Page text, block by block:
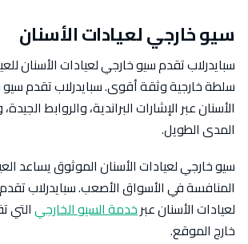
سيو خارجي لعيادات الأسنان
سبايدرلاب تقدم سيو خارجي لعيادات الأسنان
سلطة خارجية وثقة أقوى. سبايدرلاب تقدم سيو
الأسنان عبر الإشارات البراندية، والروابط
المدى الطويل.
سيو خارجي لعيادات الأسنان الموثوق يساعد
المنافسة في الأسواق الأصعب. سبايدرلاب
لعيادات الأسنان عبرخدمة السيو الخارجيالتي
خارج الموقع.